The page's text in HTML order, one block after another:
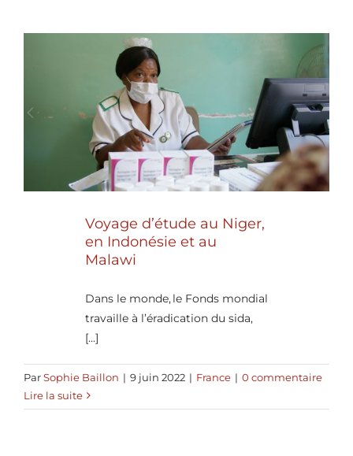
Voyage d’étude au Niger,
en Indonésie et au
Malawi
Dans le monde, le Fonds mondial
travaille à l’éradication du sida,
[...]
ParSophie Baillon | 9 juin 2022 | France | 0 commentaire
Lire la suite